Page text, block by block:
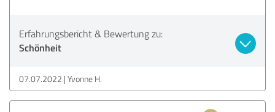
Erfahrungsbericht & Bewertung zu:
Schönheit
07.07.2022 Yvonne H.